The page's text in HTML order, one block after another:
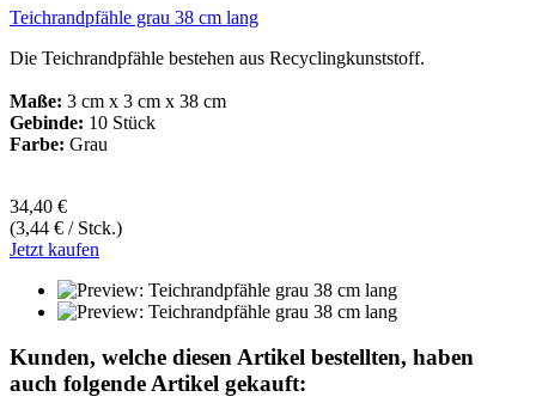
Teichrandpfähle grau 38 cm lang
Die Teichrandpfähle bestehen aus Recyclingkunststoff.
Maße: 3 cm x 3 cm x 38 cm
Gebinde: 10 Stück
Farbe: Grau
34,40 €
(3,44 € / Stck.)
Jetzt kaufen
Kunden, welche diesen Artikel bestellten, haben
auch folgende Artikel gekauft: